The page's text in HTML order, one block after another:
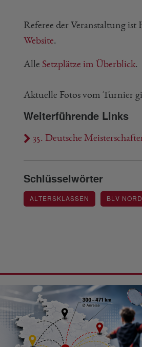
Referee der Veranstaltung
Website.
Alle Setzplätze im Überblick.
Aktuelle Fotos vom Turnier
Weiterführende Links
35. Deutsche
Schlüsselwörter
ALTERSKLASSEN BLV